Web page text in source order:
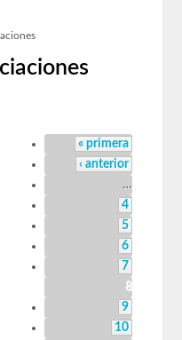
« primera
‹ anterior
…
4
5
6
7
8
9
10